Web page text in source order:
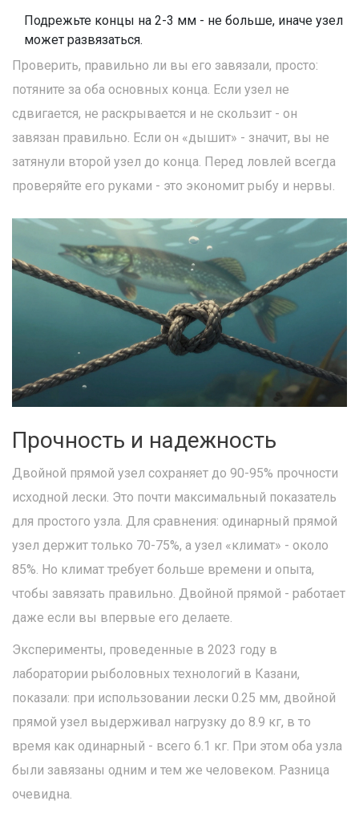
Подрежьте концы на 2-3 мм - не больше, иначе узел
может развязаться.
Проверить, правильно ли вы его завязали, просто:
потяните за оба основных конца. Если узел не
сдвигается, не раскрывается и не скользит - он
завязан правильно. Если он «дышит» - значит, вы не
затянули второй узел до конца. Перед ловлей всегда
проверяйте его руками - это экономит рыбу и нервы.
Прочность и надежность
Двойной прямой узел сохраняет до 90-95% прочности
исходной лески. Это почти максимальный показатель
для простого узла. Для сравнения: одинарный прямой
узел держит только 70-75%, а узел «климат» - около
85%. Но климат требует больше времени и опыта,
чтобы завязать правильно. Двойной прямой - работает
даже если вы впервые его делаете.
Эксперименты, проведенные в 2023 году в
лаборатории рыболовных технологий в Казани,
показали: при использовании лески 0.25 мм, двойной
прямой узел выдерживал нагрузку до 8.9 кг, в то
время как одинарный - всего 6.1 кг. При этом оба узла
были завязаны одним и тем же человеком. Разница
очевидна.